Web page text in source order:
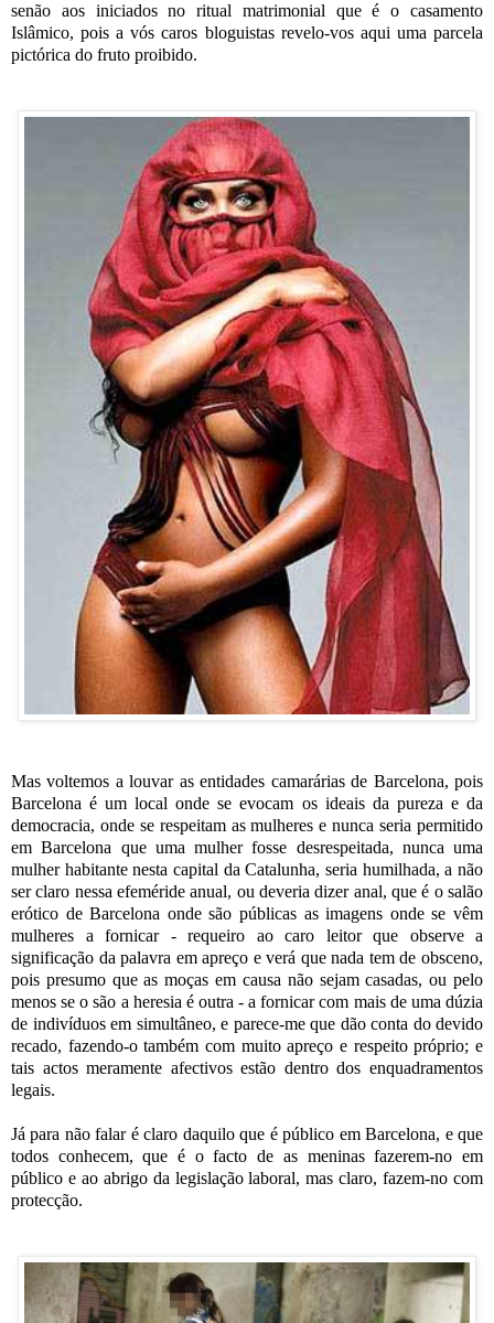
senão aos iniciados no ritual matrimonial que é o casamento
Islâmico, pois a vós caros bloguistas revelo-vos aqui uma parcela
pictórica do fruto proibido.
Mas voltemos a louvar as entidades camarárias de Barcelona, pois
Barcelona é um local onde se evocam os ideais da pureza e da
democracia, onde se respeitam as mulheres e nunca seria permitido
em Barcelona que uma mulher fosse desrespeitada, nunca uma
mulher habitante nesta capital da Catalunha, seria humilhada, a não
ser claro nessa efeméride anual, ou deveria dizer anal, que é o salão
erótico de Barcelona onde são públicas as imagens onde se vêm
mulheres a fornicar - requeiro ao caro leitor que observe a
significação da palavra em apreço e verá que nada tem de obsceno,
pois presumo que as moças em causa não sejam casadas, ou pelo
menos se o são a heresia é outra - a fornicar com mais de uma dúzia
de indivíduos em simultâneo, e parece-me que dão conta do devido
recado, fazendo-o também com muito apreço e respeito próprio; e
tais actos meramente afectivos estão dentro dos enquadramentos
legais.
Já para não falar é claro daquilo que é público em Barcelona, e que
todos conhecem, que é o facto de as meninas fazerem-no em
público e ao abrigo da legislação laboral, mas claro, fazem-no com
protecção.